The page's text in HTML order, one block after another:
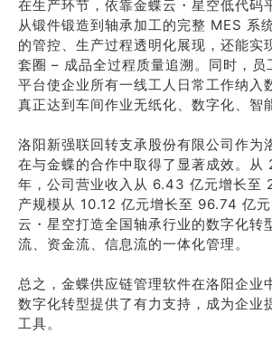
在生产环节，依靠金蝶云・星空低代码
从锻件锻造到轴承加工的完整 MES 系
的管控、生产过程透明化展现，还能实
套圈 – 成品全过程质量追溯。同时，员
平台使企业所有一线工人日常工作纳入
真正达到车间作业无纸化、数字化、智
洛阳新强联回转支承股份有限公司作为
在与金蝶的合作中取得了显著成效。
年，公司营业收入从 6.43 亿元增长至
产规模从 10.12 亿元增长至 96.74 亿
云・星空打造全国轴承行业的数字化转
流、资金流、信息流的一体化管理。
总之，金蝶供应链管理软件在洛阳企业
数字化转型提供了有力支持，成为企业
工具。